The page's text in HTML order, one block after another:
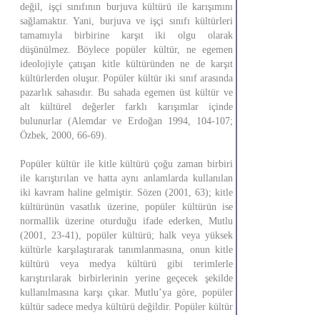
değil, işçi sınıfının burjuva kültürü ile karışımını
sağlamaktır. Yani, burjuva ve işçi sınıfı kültürleri
tamamıyla birbirine karşıt iki olgu olarak
düşünülmez. Böylece popüler kültür, ne egemen
ideolojiyle çatışan kitle kültüründen ne de karşıt
kültürlerden oluşur. Popüler kültür iki sınıf arasında
pazarlık sahasıdır. Bu sahada egemen üst kültür ve
alt kültürel değerler farklı karışımlar içinde
bulunurlar (Alemdar ve Erdoğan 1994, 104-107;
Özbek, 2000, 66-69).
Popüler kültür ile kitle kültürü çoğu zaman birbiri
ile karıştırılan ve hatta aynı anlamlarda kullanılan
iki kavram haline gelmiştir. Sözen (2001, 63); kitle
kültürünün vasatlık üzerine, popüler kültürün ise
normallik üzerine oturduğu ifade ederken, Mutlu
(2001, 23-41), popüler kültürü; halk veya yüksek
kültürle karşılaştırarak tanımlanmasına, onun kitle
kültürü veya medya kültürü gibi terimlerle
karıştırılarak birbirlerinin yerine geçecek şekilde
kullanılmasına karşı çıkar. Mutlu’ya göre, popüler
kültür sadece medya kültürü değildir. Popüler kültür